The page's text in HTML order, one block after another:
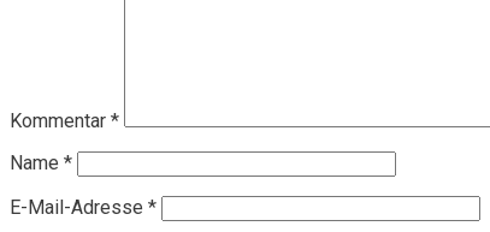
Kommentar *
Name *
E-Mail-Adresse *